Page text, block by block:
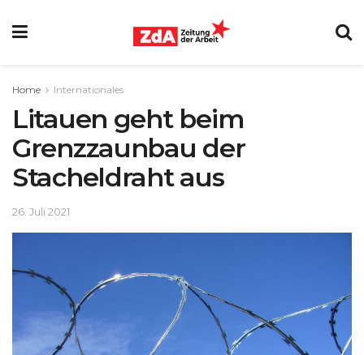
Home Internationales
Litauen geht beim
Grenzzaunbau der
Stacheldraht aus
26. Juli 2021